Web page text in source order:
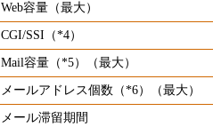
Web容量（最大）
CGI/SSI（*4）
Mail容量（*5）（最大）
メールアドレス個数（*6）（最大）
メール滞留期間